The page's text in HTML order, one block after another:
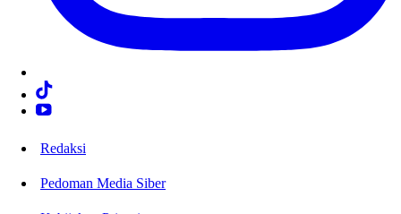
Redaksi
Pedoman Media Siber